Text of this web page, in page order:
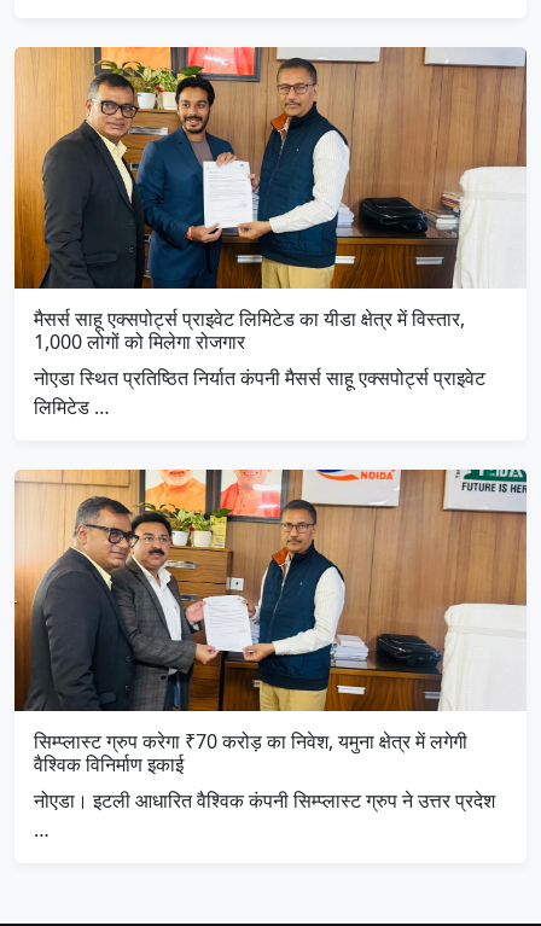
मैसर्स साहू एक्सपोर्ट्स प्राइवेट लिमिटेड का यीडा क्षेत्र में विस्तार,
1,000 लोगों को मिलेगा रोजगार
नोएडा स्थित प्रतिष्ठित निर्यात कंपनी मैसर्स साहू एक्सपोर्ट्स प्राइवेट
लिमिटेड …
सिम्प्लास्ट ग्रुप करेगा ₹70 करोड़ का निवेश, यमुना क्षेत्र में लगेगी
वैश्विक विनिर्माण इकाई
नोएडा। इटली आधारित वैश्विक कंपनी सिम्प्लास्ट ग्रुप ने उत्तर प्रदेश
…